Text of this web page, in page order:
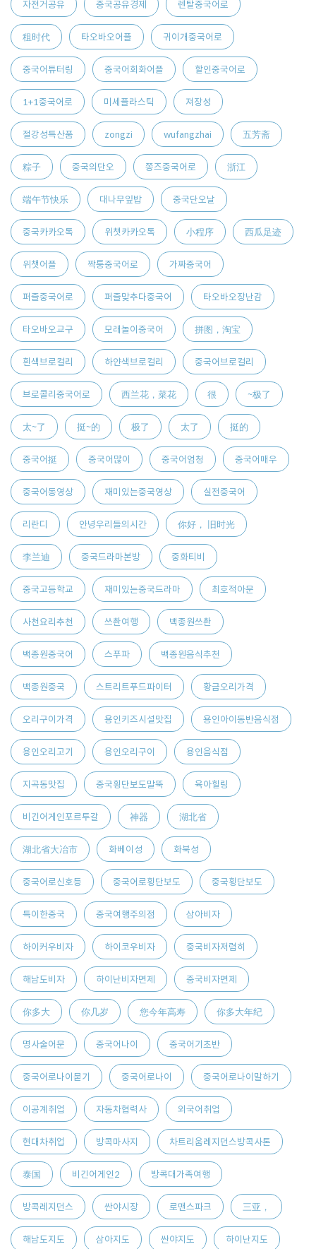
자전거공유 중국공유경제 렌탈중국어로
租时代 타오바오어플 귀이개중국어로
중국어튜터링 중국어회화어플 할인중국어로
1+1중국어로 미세플라스틱 져장성
절강성특산품 zongzi wufangzhai 五芳斋
粽子 중국의단오 쫑즈중국어로 浙江
端午节快乐 대나무잎밥 중국단오날
중국카카오톡 위챗카카오톡 小程序 西瓜足迹
위챗어플 짝퉁중국어로 가짜중국어
퍼즐중국어로 퍼즐맞추다중국어 타오바오장난감
타오바오교구 모래놀이중국어 拼图，淘宝
흰색브로컬리 하얀색브로컬리 중국어브로컬리
브로콜리중국어로 西兰花，菜花 很 ~极了
太~了 挺~的 极了 太了 挺的
중국어挺 중국어많이 중국어엄청 중국어매우
중국어동영상 재미있는중국영상 실전중국어
리란디 안녕우리들의시간 你好， 旧时光
李兰迪 중국드라마본방 중화티비
중국고등학교 재미있는중국드라마 최호적아문
사천요리추천 쓰촨여행 백종원쓰촨
백종원중국어 스푸파 백종원음식추천
백종원중국 스트리트푸드파이터 황금오리가격
오리구이가격 용인키즈시설맛집 용인아이동반음식점
용인오리고기 용인오리구이 용인음식점
지곡동맛집 중국횡단보도말뚝 육아힐링
비긴어게인포르투갈 神器 湖北省
湖北省大冶市 화베이성 화북성
중국어로신호등 중국어로횡단보도 중국횡단보도
특이한중국 중국여행주의점 삼아비자
하이커우비자 하이코우비자 중국비자저렴히
해남도비자 하이난비자면제 중국비자면제
你多大 你几岁 您今年高寿 你多大年纪
명사술어문 중국어나이 중국어기초반
중국어로나이묻기 중국어로나이 중국어로나이말하기
이공계취업 자동차협력사 외국어취업
현대차취업 방콕마사지 차트리움레지던스방콕사톤
泰国 비긴어게인2 방콕대가족여행
방콕레지던스 싼야시장 로맨스파크 三亚，
해남도지도 삼아지도 싼야지도 하이난지도